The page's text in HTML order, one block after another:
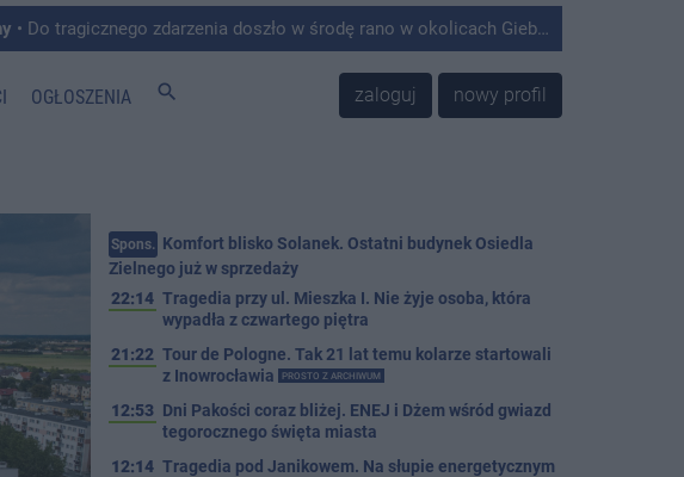
• Do tragicznego zdarzenia doszło w środę rano w okolicach Giebni koło Janikowa. Wówczas na słupie energetycznym odnaleziono ciało mężczyzny.
OGŁOSZENIA search zaloguj nowy profil
Spons. Komfort blisko Solanek. Ostatni budynek Osiedla
Zielnego już w sprzedaży
22:14 Tragedia przy ul. Mieszka I. Nie żyje osoba, która
wypadła z czwartego piętra
21:22 Tour de Pologne. Tak 21 lat temu kolarze startowali
z Inowrocławia
PROSTO Z ARCHIWUM
12:53 Dni Pakości coraz bliżej. ENEJ i Dżem wśród gwiazd
tegorocznego święta miasta
12:14 Tragedia pod Janikowem. Na słupie energetycznym